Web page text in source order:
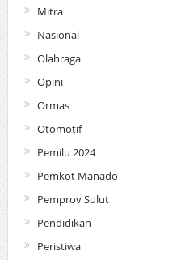
Mitra
Nasional
Olahraga
Opini
Ormas
Otomotif
Pemilu 2024
Pemkot Manado
Pemprov Sulut
Pendidikan
Peristiwa